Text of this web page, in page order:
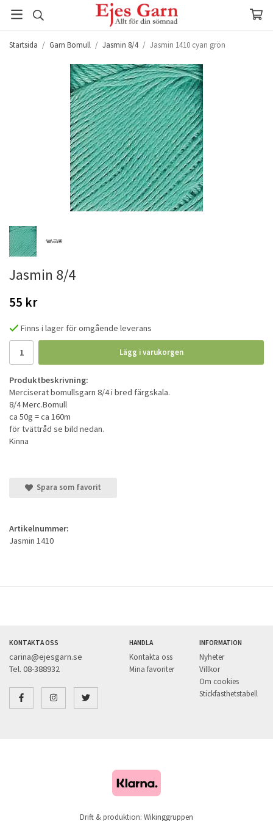
Startsida / Garn Bomull / Jasmin 8/4 / Jasmin 1410 cyan grön
Jasmin 8/4
55 kr
Finns i lager för omgående leverans
Lägg i varukorgen
Produktbeskrivning:
Merciserat bomullsgarn 8/4 i bred färgskala.
8/4 Merc.Bomull
ca 50g = ca 160m
för tvättråd se bild nedan.
Kinna
Spara som favorit
Artikelnummer:
Jasmin 1410
KONTAKTA OSS
carina@ejesgarn.se
Tel. 08-388932
HANDLA
Kontakta oss
Mina favoriter
INFORMATION
Nyheter
Villkor
Om cookies
Stickfasthetstabell
Drift & produktion: Wikinggruppen